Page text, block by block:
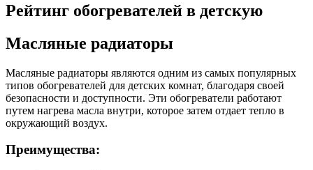
Рейтинг обогревателей в детскую
Масляные радиаторы
Масляные радиаторы являются одним из самых популярных
типов обогревателей для детских комнат, благодаря своей
безопасности и доступности. Эти обогреватели работают
путем нагрева масла внутри, которое затем отдает тепло в
окружающий воздух.
Преимущества: